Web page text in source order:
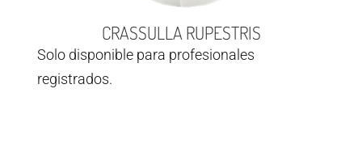
CRASSULLA RUPESTRIS
Solo disponible para profesionales
registrados.